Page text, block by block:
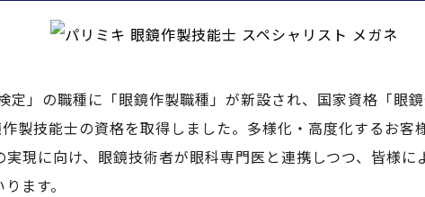
定」の職種に「眼鏡作製職種」が新設され、国家資格「眼
製技能士の資格を取得しました。多様化・高度化するお客
現に向け、眼鏡技術者が眼科専門医と連携しつつ、皆様
ます。